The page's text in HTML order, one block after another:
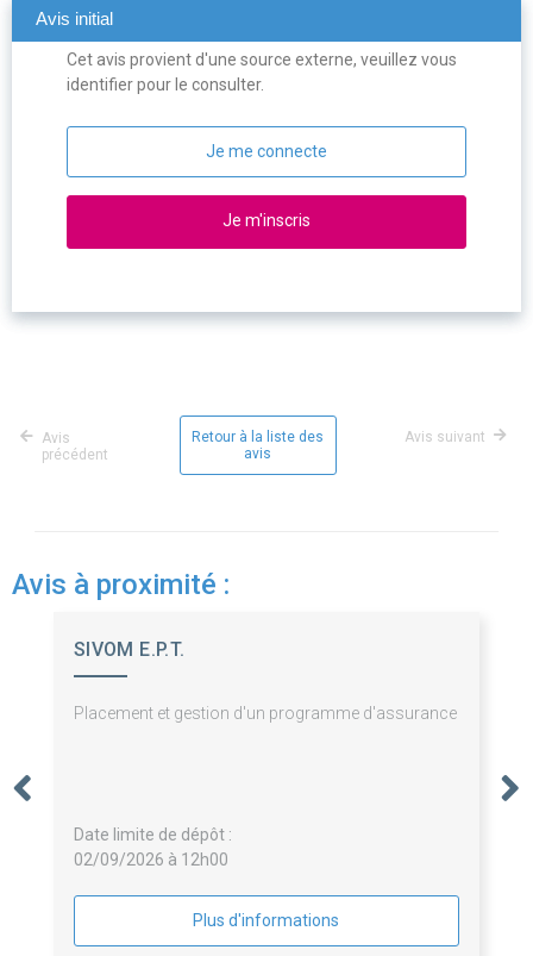
Avis initial
Cet avis provient d'une source externe, veuillez vous
identifier pour le consulter.
Je me connecte
Je m'inscris
Avis
précédent
Retour à la liste des
avis
Avis suivant
Avis à proximité :
SIVOM E.P.T.
Placement et gestion d'un programme d'assurance
Date limite de dépôt :
02/09/2026 à 12h00
Plus d'informations